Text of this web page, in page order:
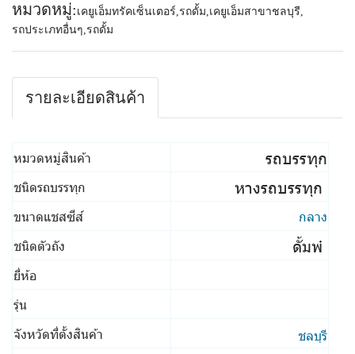
หมวดหมู่: เคยูเอ็มทรัคเซ็นเตอร์,รถดั้ม,เคยูเอ็มสาขาชลบุรี,
รถประเภทอื่นๆ,รถดั้ม
รายละเอียดสินค้า
หมวดหมู่สินค้า รถบรรทุก
ชนิดรถบรรทุก หางรถบรรทุก
ขนาดแชสซีส์
กลาง
ชนิดตัวถัง
ดั้มพ๋
ยี่ห้อ
รุ่น
จังหวัดที่ตั้งสินค้า
ชลบุรี